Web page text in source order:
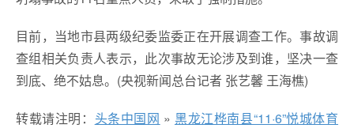
目前，当地市县两级纪委监委正在开展调查工作。事故调
查组相关负责人表示，此次事故无论涉及到谁，坚决一查
到底、绝不姑息。(央视新闻总台记者 张艺馨 王海樵)
转载请注明： 头条中国网 » 黑龙江桦南县“11·6”悦城体育